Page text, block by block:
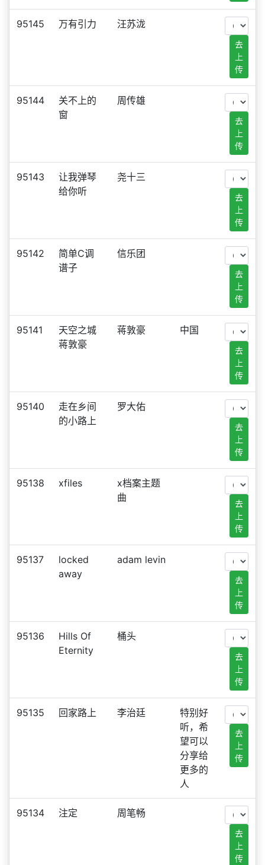
95145 万有引力 汪苏泷
去
上
传
95144
关不上的
窗
周传雄
去
上
传
95143
让我弹琴
给你听
尧十三
去
上
传
95142
简单C调
谱子
信乐团
去
上
传
95141
天空之城
蒋敦豪
蒋敦豪 中国
去
上
传
95140
走在乡间
的小路上
罗大佑
去
上
传
95138 xfiles
x档案主题
曲
去
上
传
95137
locked
away
adam levin
去
上
传
95136
Hills Of
Eternity
桶头
去
上
传
95135 回家路上 李治廷
特别好
听，希
望可以
分享给
更多的
人
去
上
传
95134 注定 周笔畅
去
上
传